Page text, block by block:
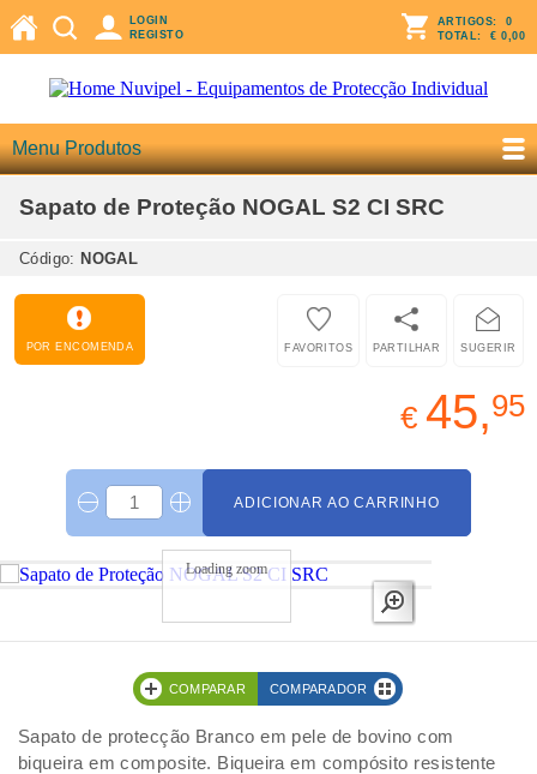
LOGIN
REGISTO
ARTIGOS: 0
TOTAL: € 0,00
Menu Produtos
Sapato de Proteção NOGAL S2 CI SRC
Código: NOGAL
POR ENCOMENDA SUGERIR
PARTILHAR
FAVORITOS
€ 45,95
ADICIONAR AO CARRINHO
Loading zoom
COMPARAR COMPARADOR
Sapato de protecção Branco em pele de bovino com
biqueira em composite. Biqueira em compósito resistente